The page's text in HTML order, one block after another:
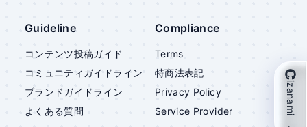
Guideline
コンテンツ投稿ガイド
コミュニティガイドライン
ブランドガイドライン
よくある質問
Compliance
Terms
特商法表記
Privacy Policy
Service Provider
izanami を支援